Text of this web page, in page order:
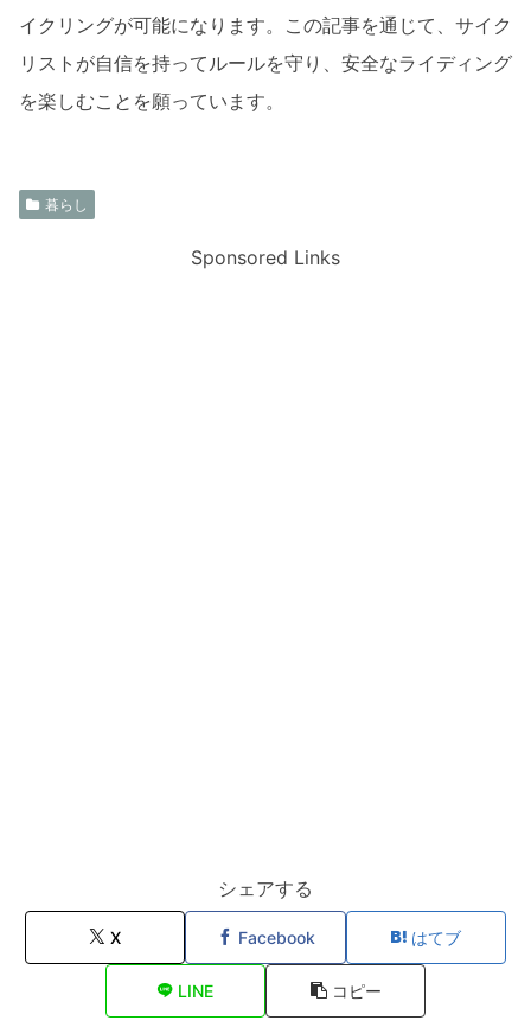
イクリングが可能になります。この記事を通じて、サイク
リストが自信を持ってルールを守り、安全なライディング
を楽しむことを願っています。
暮らし
Sponsored Links
シェアする
X Facebook はてブ
LINE コピー